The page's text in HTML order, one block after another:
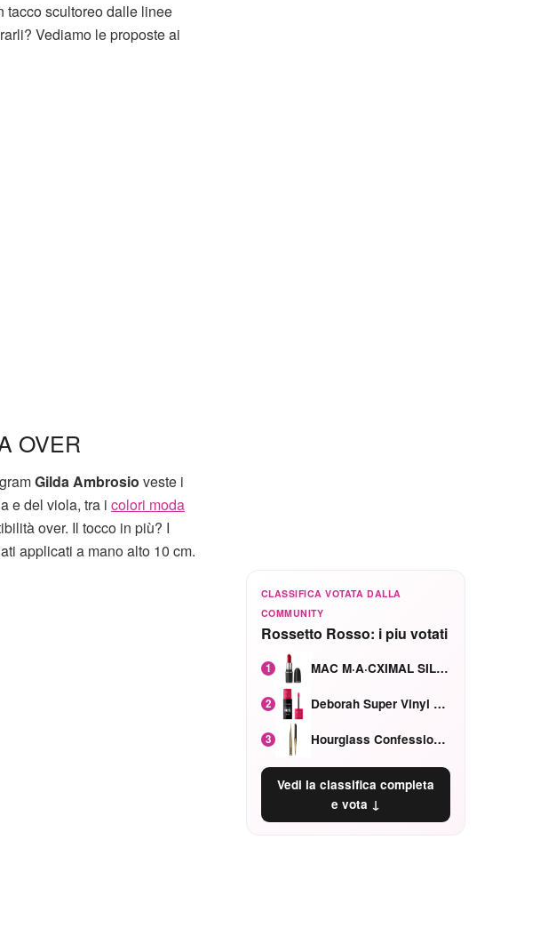
tacco scultoreo dalle linee
Vediamo le proposte ai
OVER
Gilda Ambrosio veste i
e del viola, tra i colori moda
over. Il tocco in più? I
applicati a mano alto 10 cm.
CLASSIFICA VOTATA DALLA
COMMUNITY
Rossetto Rosso: i piu votati
1 MAC M·A·CXIMAL SILKY MATTE Red Rock mat
2 Deborah Super Vinyl Shake Rosa Ciliegia
3 Hourglass Confession Ricaricabile Ultra Preciso Ad Alta Intensità Secretly Classic Red
Vedi la classifica completa
e vota ↓